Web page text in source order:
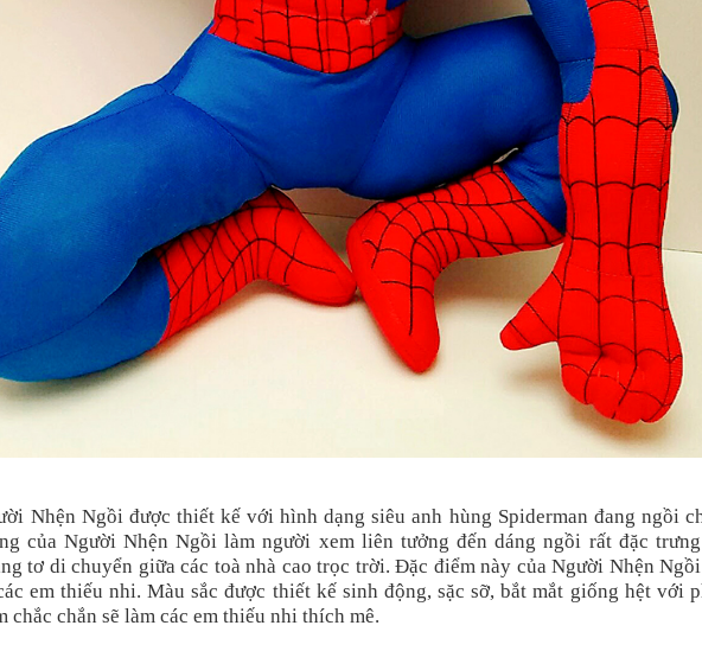
Nhện Ngồi được thiết kế với hình dạng siêu anh hùng Spiderman đang ngồi
của Người Nhện Ngồi làm người xem liên tưởng đến dáng ngồi rất đặc
tơ di chuyển giữa các toà nhà cao trọc trời. Đặc điểm này của Người Nhện
em thiếu nhi. Màu sắc được thiết kế sinh động, sặc sỡ, bắt mắt giống hệt với
chắc chắn sẽ làm các em thiếu nhi thích mê.